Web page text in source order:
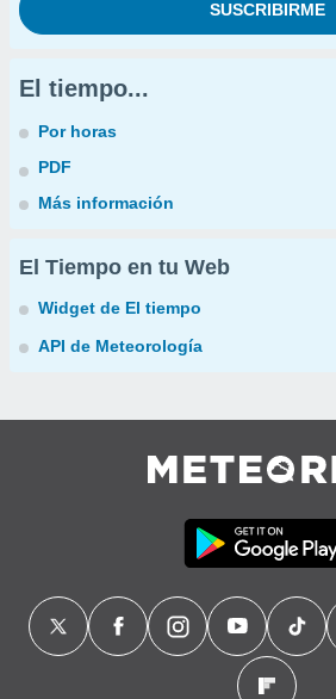
El tiempo...
Por horas
PDF
Más información
El Tiempo en tu Web
Widget de El tiempo
API de Meteorología